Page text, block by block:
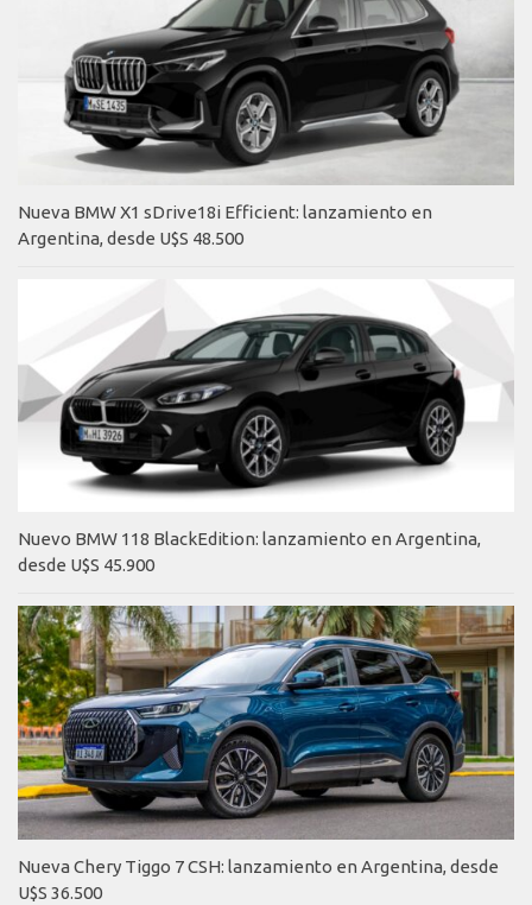
Nueva BMW X1 sDrive18i Efficient: lanzamiento en
Argentina, desde U$S 48.500
Nuevo BMW 118 BlackEdition: lanzamiento en Argentina,
desde U$S 45.900
Nueva Chery Tiggo 7 CSH: lanzamiento en Argentina, desde
U$S 36.500